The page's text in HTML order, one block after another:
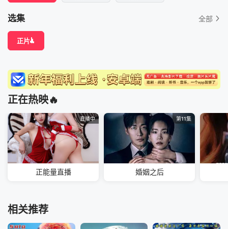
选集 全部
正片
正在热映🔥
直播中
正能量直播
第11集
婚姻之后
相关推荐